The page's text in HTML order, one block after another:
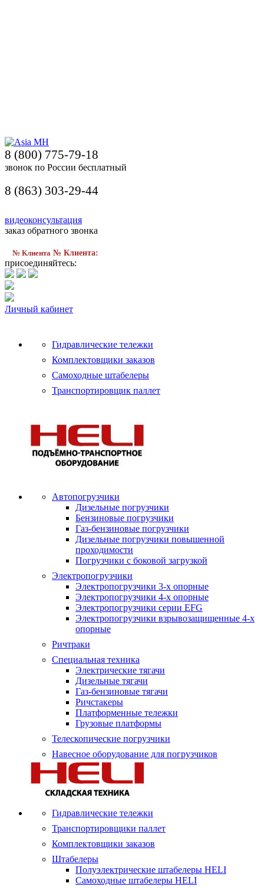
8 (800) 775-79-18
звонок по России бесплатный
8 (863) 303-29-44
видеоконсультация
заказ обратного звонка
№ Клиента № Клиента:
присоединяйтесь:
Личный кабинет
Гидравлические тележки
Комплектовщики заказов
Самоходные штабелеры
Транспортировщик паллет
Автопогрузчики
Дизельные погрузчики
Бензиновые погрузчики
Газ-бензиновые погрузчики
Дизельные погрузчики повышенной
проходимости
Погрузчики с боковой загрузкой
Электропогрузчики
Электропогрузчики 3-х опорные
Электропогрузчики 4-х опорные
Электропогрузчики серии EFG
Электропогрузчики взрывозащищенные 4-х
опорные
Ричтраки
Специальная техника
Электрические тягачи
Дизельные тягачи
Газ-бензиновые тягачи
Ричстакеры
Платформенные тележки
Грузовые платформы
Телескопические погрузчики
Навесное оборудование для погрузчиков
Гидравлические тележки
Транспортировщики паллет
Комплектовщики заказов
Штабелеры
Полуэлектрические штабелеры HELI
Самоходные штабелеры HELI